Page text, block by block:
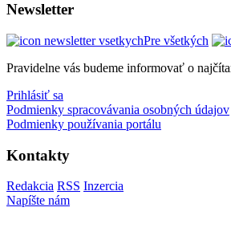
Newsletter
Pre všetkých
Pravidelne vás budeme informovať o
Prihlásiť sa
Podmienky spracovávania osobných údajov
Podmienky používania portálu
Kontakty
Redakcia RSS Inzercia
Napíšte nám